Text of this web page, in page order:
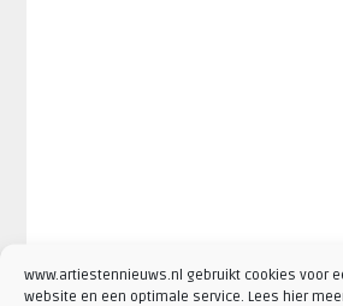
www.artiestennieuws.nl gebruikt cookies voor
website en een optimale service. Lees hier